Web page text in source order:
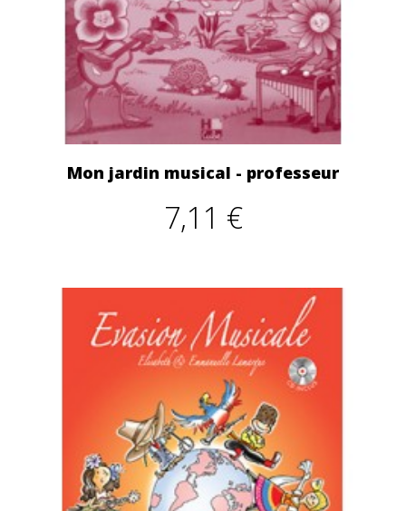
Mon jardin musical - professeur
7,11 €